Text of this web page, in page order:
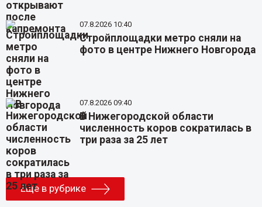
07.8.2026 10:40
Стройплощадки метро сняли на
фото в центре Нижнего Новгорода
07.8.2026 09:40
В Нижегородской области
численность коров сократилась в
три раза за 25 лет
Еще в рубрике